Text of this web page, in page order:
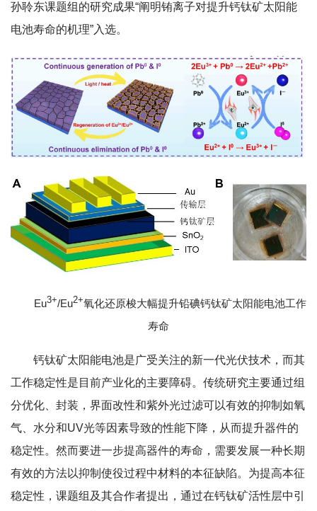
孙聆东课题组的研究成果“阐明铕离子对提升钙钛矿太阳能
电池寿命的机理”入选。
Eu3+/Eu2+氧化还原梭大幅提升铅碘钙钛矿太阳能电池工作
寿命
钙钛矿太阳能电池是广受关注的新一代光伏技术，而其
工作稳定性是目前产业化的主要障碍。传统研究主要通过组
分优化、封装，界面改性和紫外光过滤可以有效的抑制如氧
气、水分和UV光等因素导致的性能下降，从而提升器件的
稳定性。然而要进一步提高器件的寿命，需要发展一种长期
有效的方法以抑制使役过程中材料的本征缺陷。为提高本征
稳定性，课题组及其合作者提出，通过在钙钛矿活性层中引